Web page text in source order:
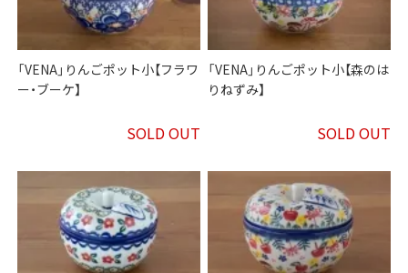
「VENA」りんごポット小【フラワ
ー・ブーケ】
SOLD OUT
「VENA」りんごポット小【森のは
りねずみ】
SOLD OUT